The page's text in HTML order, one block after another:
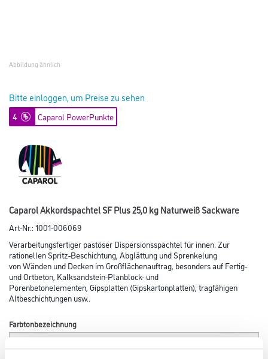
Abbildung ähnlich
Bitte einloggen, um Preise zu sehen
4 Caparol PowerPunkte
Caparol Akkordspachtel SF Plus 25,0 kg Naturweiß Sackware
Art-Nr.:1001-006069
Verarbeitungsfertiger pastöser Dispersionsspachtel für innen. Zur
rationellen Spritz-Beschichtung, Abglättung und Sprenkelung
von Wänden und Decken im Großflächenauftrag, besonders auf Fertig-
und Ortbeton, Kalksandstein-Planblock- und
Porenbetonelementen, Gipsplatten (Gipskartonplatten), tragfähigen
Altbeschichtungen usw..
Farbtonbezeichnung